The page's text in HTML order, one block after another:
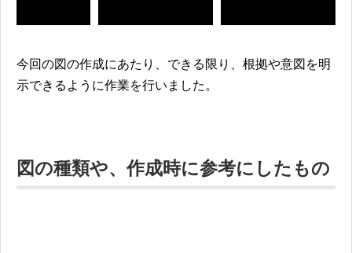
今回の図の作成にあたり、できる限り、根拠や意図を明
示できるように作業を行いました。
図の種類や、作成時に参考にしたもの